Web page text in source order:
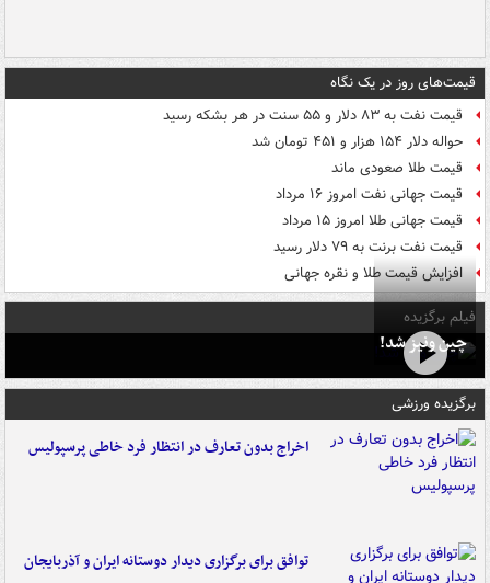
قیمت‌های روز در یک نگاه
قیمت نفت به ۸۳ دلار و ۵۵ سنت در هر بشکه رسید
حواله دلار ۱۵۴ هزار و ۴۵۱ تومان شد
قیمت طلا صعودی ماند
قیمت جهانی نفت امروز ۱۶ مرداد
قیمت جهانی طلا امروز ۱۵ مرداد
قیمت نفت برنت به ۷۹ دلار رسید
افزایش قیمت طلا و نقره جهانی
فیلم برگزیده
چین ونیز شد!
برگزیده ورزشی
اخراج بدون تعارف در انتظار فرد خاطی پرسپولیس
توافق برای برگزاری دیدار دوستانه ایران و آذربایجان